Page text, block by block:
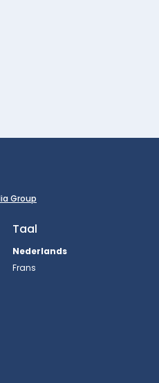
Group
Taal
Nederlands
Frans